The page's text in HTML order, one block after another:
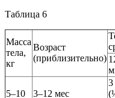
Таблица 6
Масса
тела,
кг
Возраст
(приблизительно)
5–10 3–12 мес
3